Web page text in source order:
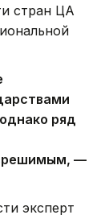
стран ЦА
ряд
—
эксперт